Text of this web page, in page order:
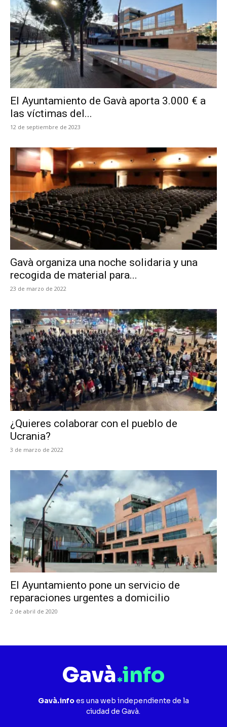
El Ayuntamiento de Gavà aporta 3.000 € a
las víctimas del...
12 de septiembre de 2023
Gavà organiza una noche solidaria y una
recogida de material para...
23 de marzo de 2022
¿Quieres colaborar con el pueblo de
Ucrania?
3 de marzo de 2022
El Ayuntamiento pone un servicio de
reparaciones urgentes a domicilio
2 de abril de 2020
Gavà.infoes una web independiente de la
ciudad de Gavà.